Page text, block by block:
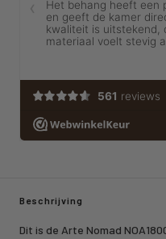
Beschrijving
Dit is de Arte Nomad